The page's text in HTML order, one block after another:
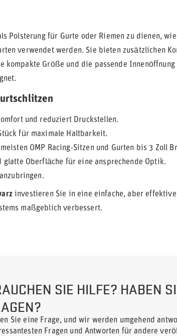
Polsterung für Gurte oder Riemen zu dienen,
verwendet werden. Sie bieten zusätzlichen
kompakte Größe und die passende Innenöffnung
und reduziert Druckstellen.
für maximale Haltbarkeit.
OMP Racing-Sitzen und Gurten bis 3 Zoll
glatte Oberfläche für eine ansprechende Optik.
investieren Sie in eine einfache, aber effektive
maßgeblich verbessert.
SIE HILFE? HABEN
Sie eine Frage, und wir werden umgehend
Fragen und Antworten für andere